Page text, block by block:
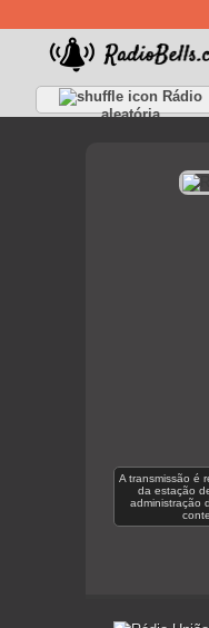
Rádio
aleatória
A transmissão é
da estação
administração